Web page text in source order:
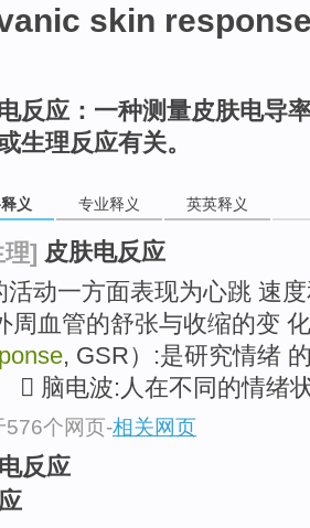
skin
反应：一种测量皮肤电导
生理反应有关。
义 专业释义 英英释义
理] 皮肤电反应
活动一方面表现为心跳 速
周血管的舒张与收缩的变
, GSR）:是研究情绪
 脑电波:人在不同的情绪
576个网页-相关网页
反应